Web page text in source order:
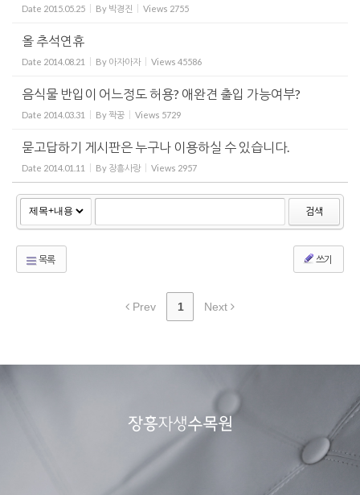
Date 2015.05.25 By 박경진 Views 2755
올 추석연휴
Date 2014.08.21 By 아자아자 Views 45586
음식물 반입이 어느정도 허용? 애완견 출입 가능여부?
Date 2014.03.31 By짝꿍 Views 5729
묻고답하기 게시판은 누구나 이용하실 수 있습니다.
Date 2014.01.11 By 장흥사랑 Views 2957
검색
목록 쓰기
Prev 1 Next